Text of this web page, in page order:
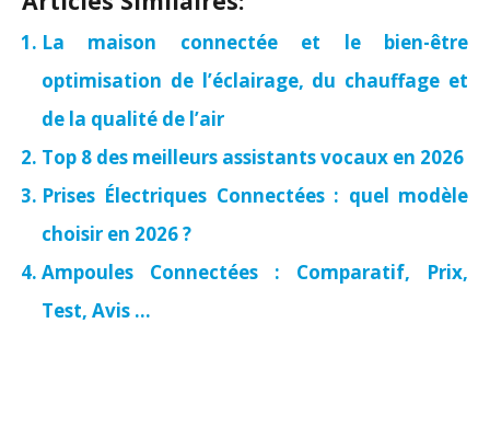
La maison connectée et le bien-être
optimisation de l’éclairage, du chauffage et
de la qualité de l’air
Top 8 des meilleurs assistants vocaux en 2026
Prises Électriques Connectées : quel modèle
choisir en 2026 ?
Ampoules Connectées : Comparatif, Prix,
Test, Avis …